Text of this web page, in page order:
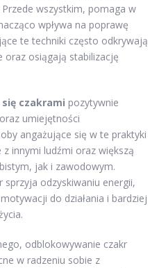
wszystkim, pomaga w
wpływa na poprawę
te techniki często odkrywają
oraz osiągają stabilizację
czakrami pozytywnie
umiejętności
angażujące się w te praktyki
innymi ludźmi oraz większą
jak i zawodowym.
odzyskiwaniu energii,
do działania i bardziej
odblokowywanie czakr
w radzeniu sobie z